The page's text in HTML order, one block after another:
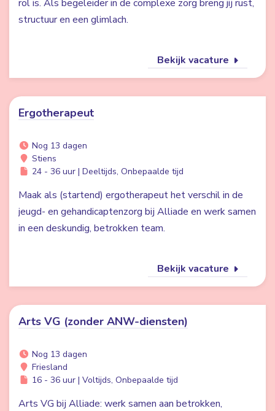
rol is. Als begeleider in de complexe zorg breng jij rust,
structuur en een glimlach.
Bekijk vacature
Ergotherapeut
Nog 13 dagen
Stiens
24 - 36 uur | Deeltijds, Onbepaalde tijd
Maak als (startend) ergotherapeut het verschil in de
jeugd- en gehandicaptenzorg bij Alliade en werk samen
in een deskundig, betrokken team.
Bekijk vacature
Arts VG (zonder ANW-diensten)
Nog 13 dagen
Friesland
16 - 36 uur | Voltijds, Onbepaalde tijd
Arts VG bij Alliade: werk samen aan betrokken,